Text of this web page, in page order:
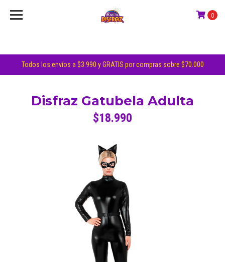
Todos los envíos a $3.990 y GRATIS por compras sobre $70.000
0
Disfraz Gatubela Adulta
$18.990